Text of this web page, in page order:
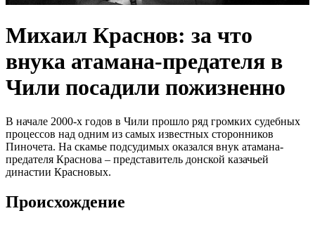
Михаил Краснов: за что
внука атамана-предателя в
Чили посадили пожизненно
В начале 2000-х годов в Чили прошло ряд громких судебных
процессов над одним из самых известных сторонников
Пиночета. На скамье подсудимых оказался внук атамана-
предателя Краснова – представитель донской казачьей
династии Красновых.
Происхождение